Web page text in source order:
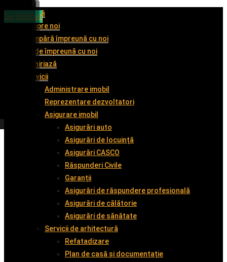
Acasă
Despre noi
Cumpără împreună cu noi
Vinde împreună cu noi
Închiriază
Servicii
Administrare imobil
Reprezentare dezvoltatori
Asigurare imobil
Asigurări auto
Asigurări de locuință
Asigurări CASCO
Răspunderi Civile
Garanții
Asigurări de răspundere profesională
Asigurări de călătorie
Asigurări de sănătate
Servicii de arhitectură
Refatadizare
Plan de casă și documentație
De vânzare
De vânzare
De vânzare
De închiriat